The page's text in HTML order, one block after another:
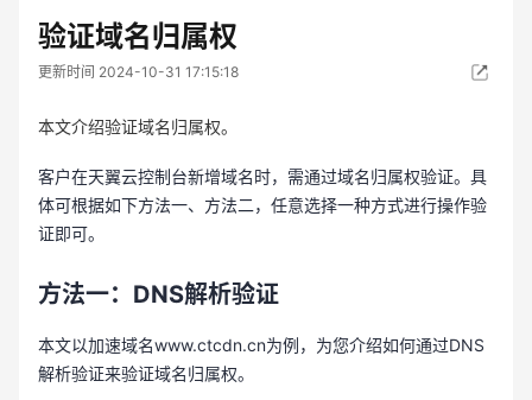
验证域名归属权
更新时间 2024-10-31 17:15:18
本文介绍验证域名归属权。
客户在天翼云控制台新增域名时，需通过域名归属权验证。具
体可根据如下方法一、方法二，任意选择一种方式进行操作验
证即可。
方法一：DNS解析验证
本文以加速域名www.ctcdn.cn为例，为您介绍如何通过DNS
解析验证来验证域名归属权。